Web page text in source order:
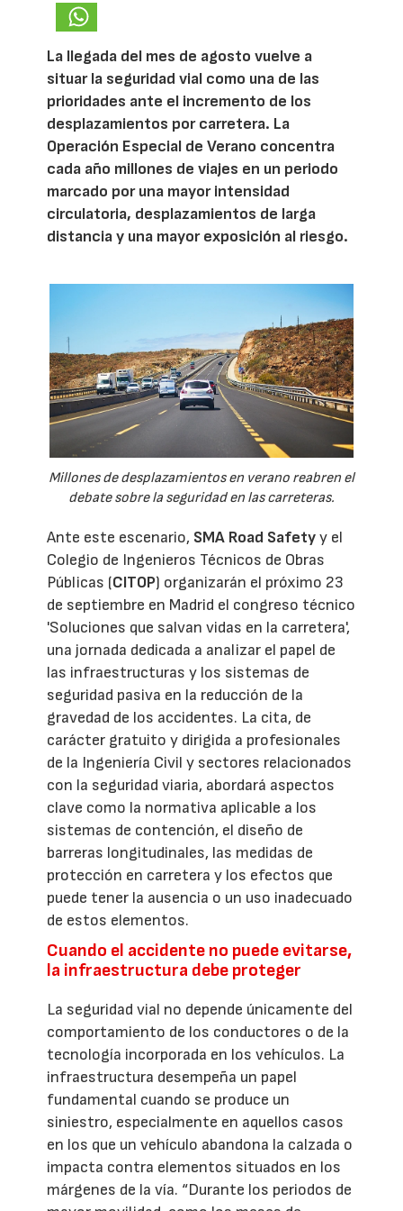
La llegada del mes de agosto vuelve a
situar la seguridad vial como una de las
prioridades ante el incremento de los
desplazamientos por carretera. La
Operación Especial de Verano concentra
cada año millones de viajes en un periodo
marcado por una mayor intensidad
circulatoria, desplazamientos de larga
distancia y una mayor exposición al riesgo.
Millones de desplazamientos en verano reabren el
debate sobre la seguridad en las carreteras.
Ante este escenario, SMA Road Safetyy el
Colegio de Ingenieros Técnicos de Obras
Públicas (CITOP) organizarán el próximo 23
de septiembre en Madrid el congreso técnico
'Soluciones que salvan vidas en la carretera',
una jornada dedicada a analizar el papel de
las infraestructuras y los sistemas de
seguridad pasiva en la reducción de la
gravedad de los accidentes. La cita, de
carácter gratuito y dirigida a profesionales
de la Ingeniería Civil y sectores relacionados
con la seguridad viaria, abordará aspectos
clave como la normativa aplicable a los
sistemas de contención, el diseño de
barreras longitudinales, las medidas de
protección en carretera y los efectos que
puede tener la ausencia o un uso inadecuado
de estos elementos.
Cuando el accidente no puede evitarse,
la infraestructura debe proteger
La seguridad vial no depende únicamente del
comportamiento de los conductores o de la
tecnología incorporada en los vehículos. La
infraestructura desempeña un papel
fundamental cuando se produce un
siniestro, especialmente en aquellos casos
en los que un vehículo abandona la calzada o
impacta contra elementos situados en los
márgenes de la vía. “Durante los periodos de